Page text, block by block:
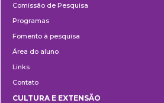
Comissão de Pesquisa
Programas
Fomento à pesquisa
Área do aluno
Links
Contato
CULTURA E EXTENSÃO